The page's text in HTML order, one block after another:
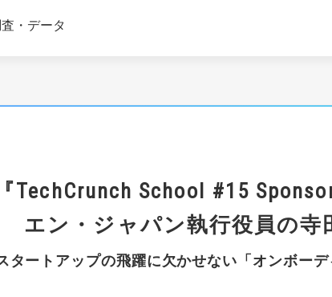
・データ
『TechCrunch School #15
エン・ジャパン執行役員の寺
タートアップの飛躍に欠かせない「オンボー